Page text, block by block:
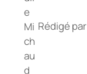
Rédigé par